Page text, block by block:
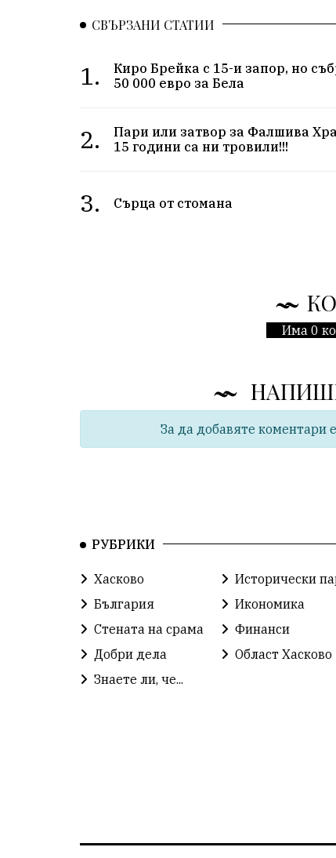
СВЪРЗАНИ СТАТИИ
1.
Киро Брейка с 15-и запор, но
50 000 евро за Бела
2.
Пари или затвор за Фалшива
15 години са ни тровили!!!
3. Сърца от стомана
Има 0
За да добавяте коментари
РУБРИКИ
Хасково
Исторически
България
Икономика
Стената на срама
Финанси
Добри дела
Област Хасково
Знаете ли, че...